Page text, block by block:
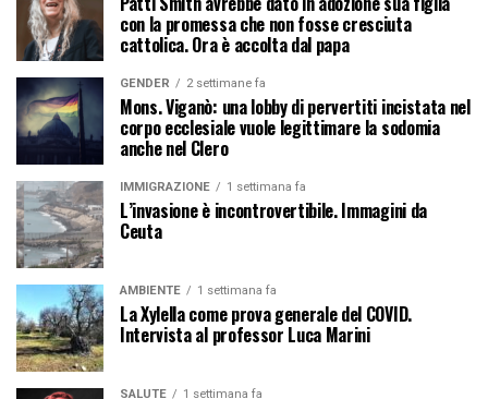
con la promessa che non fosse cresciuta
cattolica. Ora è accolta dal papa
GENDER 2 settimane fa
Mons. Viganò: una lobby di pervertiti incistata nel
corpo ecclesiale vuole legittimare la sodomia
anche nel Clero
IMMIGRAZIONE 1 settimana fa
L’invasione è incontrovertibile. Immagini da
Ceuta
AMBIENTE 1 settimana fa
La Xylella come prova generale del COVID.
Intervista al professor Luca Marini
SALUTE 1 settimana fa